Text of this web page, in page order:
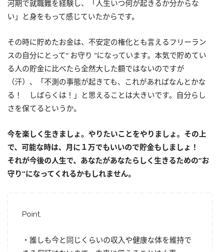
河期で就職難を経験し、「人生いつ何が起きるか分からな
い」と身をもって感じていたからです。
その時に貯めたお金は、不安定の権化とも言えるフリーラン
スの自分にとって“ お守り ”になっています。本気で貯めてい
る人の貯金に比べたら全然大した額ではないのですが
（汗）、「不測の事態が起きても、これがあればなんとかな
る！ しばらくは！」と思えることは大きいです。自分らし
さを保てるというか。
今を楽しく生きましょ。やりたいことをやりましょ。その上
で、可能な時は、月に１万でもいいので貯金もしましょ！
それが今後の人生で、あなたがあなたらしく生きるための“お
守り”になってくれるかもしれません。
Point.
・誰しも今と同じくらいの収入や健康な体を維持で